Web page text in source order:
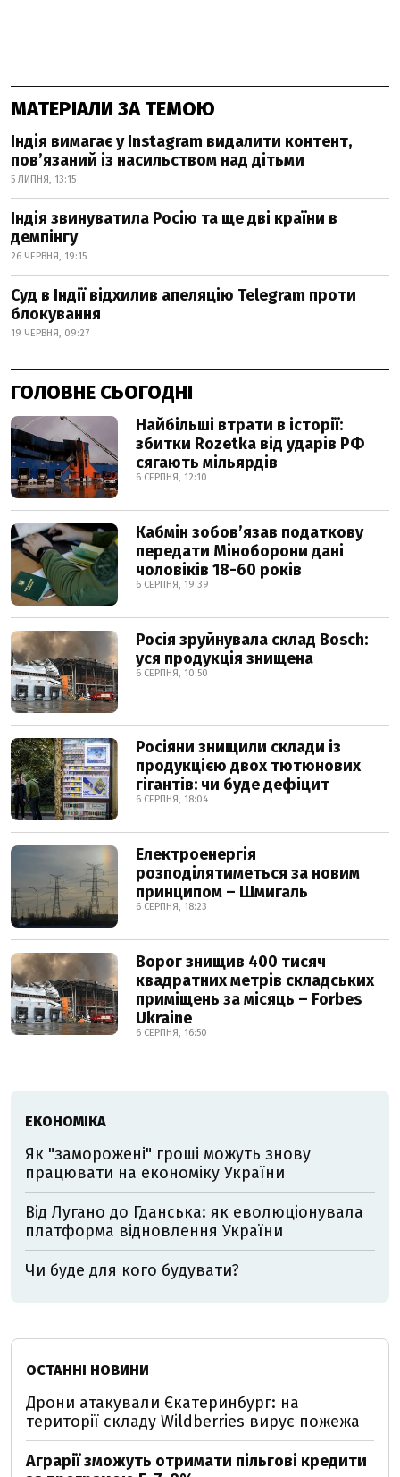
МАТЕРІАЛИ ЗА ТЕМОЮ
Індія вимагає у Instagram видалити контент,
пов’язаний із насильством над дітьми
5 ЛИПНЯ, 13:15
Індія звинуватила Росію та ще дві країни в
демпінгу
26 ЧЕРВНЯ, 19:15
Суд в Індії відхилив апеляцію Telegram проти
блокування
19 ЧЕРВНЯ, 09:27
ГОЛОВНЕ СЬОГОДНІ
Найбільші втрати в історії:
збитки Rozetka від ударів РФ
сягають мільярдів
6 СЕРПНЯ, 12:10
Кабмін зобовʼязав податкову
передати Міноборони дані
чоловіків 18-60 років
6 СЕРПНЯ, 19:39
Росія зруйнувала склад Bosch:
уся продукція знищена
6 СЕРПНЯ, 10:50
Росіяни знищили склади із
продукцією двох тютюнових
гігантів: чи буде дефіцит
6 СЕРПНЯ, 18:04
Електроенергія
розподілятиметься за новим
принципом – Шмигаль
6 СЕРПНЯ, 18:23
Ворог знищив 400 тисяч
квадратних метрів складських
приміщень за місяць – Forbes
Ukraine
6 СЕРПНЯ, 16:50
ЕКОНОМІКА
Як "заморожені" гроші можуть знову
працювати на економіку України
Від Лугано до Гданська: як еволюціонувала
платформа відновлення України
Чи буде для кого будувати?
ОСТАННІ НОВИНИ
Дрони атакували Єкатеринбург: на
території складу Wildberries вирує пожежа
Аграрії зможуть отримати пільгові кредити